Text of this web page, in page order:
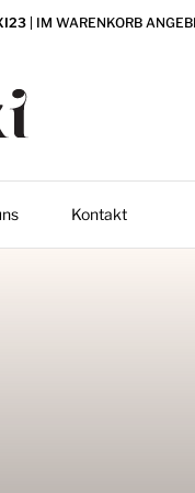
| IM WARENKORB
Kontakt